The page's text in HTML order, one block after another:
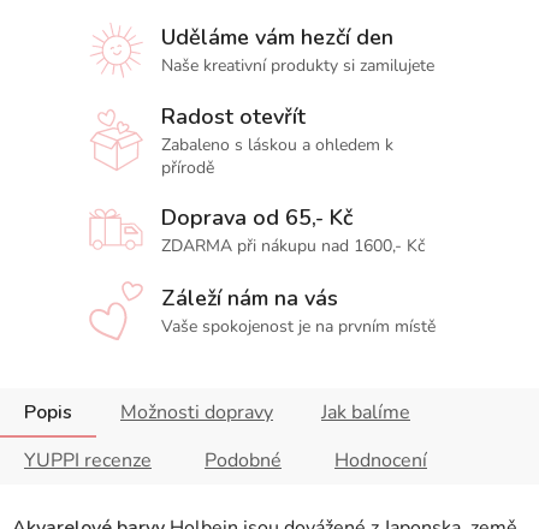
ks Uděláme vám hezčí den
Naše kreativní produkty si zamilujete
Radost otevřít
Zabaleno s láskou a ohledem k
přírodě
Doprava od 65,- Kč
ZDARMA při nákupu nad 1600,- Kč
Záleží nám na vás
Vaše spokojenost je na prvním místě
Popis Možnosti dopravy
Jak balíme
YUPPI recenze
Podobné Hodnocení